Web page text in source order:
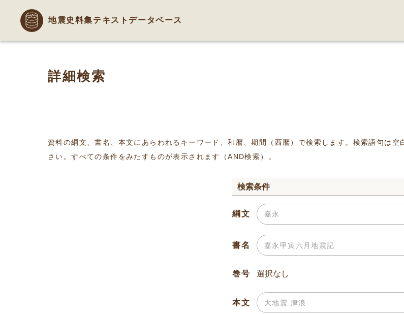
地震史料集テキストデータベース
詳細検索
資料の綱文、書名、本文にあらわれるキーワード、和暦、期間（西暦）で検索します。検索語句は
さい。すべての条件をみたすものが表示されます（AND検索）。
検索条件
綱文
書名
巻号
本文